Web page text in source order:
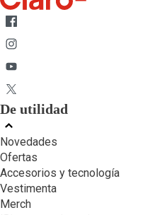
De utilidad
Novedades
Ofertas
Accesorios y tecnología
Vestimenta
Merch